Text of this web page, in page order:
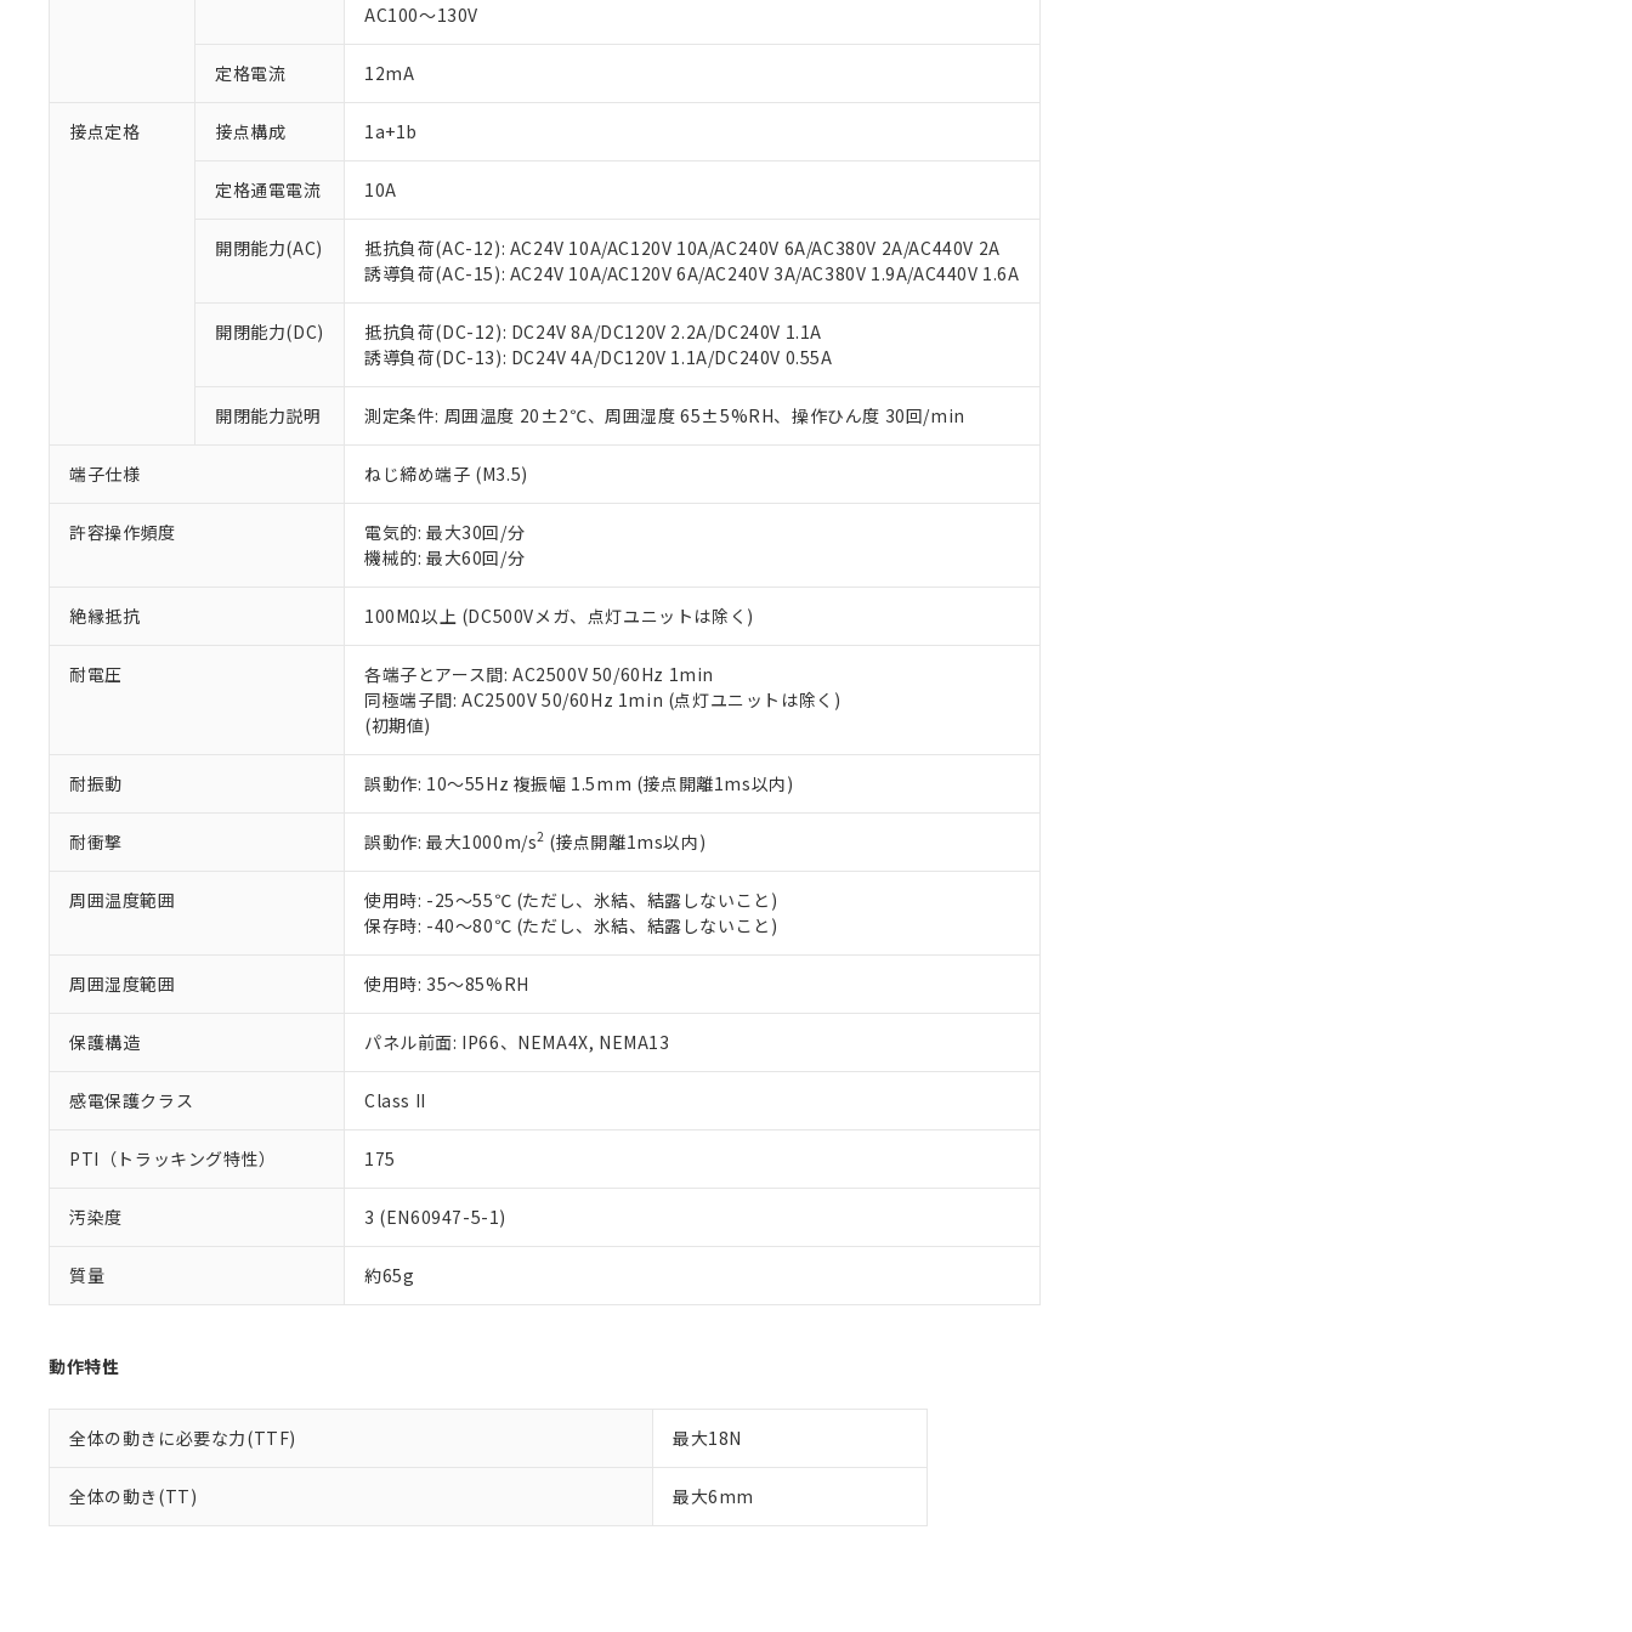
AC100～130V
定格電流 12mA
接点定格 接点構成 1a+1b
定格通電電流 10A
開閉能力(AC)
抵抗負荷(AC-12): AC24V 10A/AC120V 10A/AC240V 6A/AC380V 2A/AC440V 2A
誘導負荷(AC-15): AC24V 10A/AC120V 6A/AC240V 3A/AC380V 1.9A/AC440V 1.6A
開閉能力(DC)
抵抗負荷(DC-12): DC24V 8A/DC120V 2.2A/DC240V 1.1A
誘導負荷(DC-13): DC24V 4A/DC120V 1.1A/DC240V 0.55A
開閉能力説明 測定条件: 周囲温度 20±2℃、周囲湿度 65±5%RH、操作ひん度 30回/min
端子仕様 ねじ締め端子 (M3.5)
許容操作頻度
電気的: 最大30回/分
機械的: 最大60回/分
絶縁抵抗 100MΩ以上 (DC500Vメガ、点灯ユニットは除く)
耐電圧
各端子とアース間: AC2500V 50/60Hz 1min
同極端子間: AC2500V 50/60Hz 1min (点灯ユニットは除く)
(初期値)
耐振動 誤動作: 10～55Hz 複振幅 1.5mm (接点開離1ms以内)
耐衝撃 誤動作: 最大1000m/s2 (接点開離1ms以内)
周囲温度範囲
使用時: -25～55℃ (ただし、氷結、結露しないこと)
保存時: -40～80℃ (ただし、氷結、結露しないこと)
周囲湿度範囲 使用時: 35～85%RH
保護構造 パネル前面: IP66、NEMA4X, NEMA13
感電保護クラス Class II
PTI（トラッキング特性） 175
汚染度 3 (EN60947-5-1)
質量 約65g
動作特性
全体の動きに必要な力(TTF) 最大18N
全体の動き(TT) 最大6mm
ご利用条件
以下の条件をお読みいただき、同意のうえご利用ください。
くものです。
当社制御機器事業取扱商品の中には、本サービスの対象外となる商品もあることをご了承ください。
在庫状況および標準価格照会結果は、記載している更新日時点での社内データに基づき作成されるも
のであり、閲覧された時点での実際の在庫および標準価格とは異なる場合があることをご了承くださ
い。
正式な納期状況および標準価格はお客様のお取引先、またはお客様担当のオムロン制御機器販売店・
当社販売員にご相談ください。
オムロン制御機器販売店や当社販売拠点は「 販売ネットワーク
」をご確認ください。
在庫状況および標準価格結果を当社の事前の承諾なく第三者に漏洩または開示しないようお願いしま
す。
マイパーツ機能（部品リスト作成サービス）をご利用いただくには、I-Webメンバーズにご登録され
お客様が当ウェブサイト上で当社にご登録された部品リストについて、当社および当社の共同利用者
が、当社の製品・サービスに関するお客様との取引・商談に必要な範囲で利用することをご了承くだ
さい。
※当社の共同利用者とは、"個人情報の共同利用に関して"
いる法人を指します。
対応済み：EU RoHS指令（10物質）の非含有に対応した製品が提供可能な商品です。
調査・確認中：EU RoHS指令（10物質）の非含有の対応状況を調査中または確認中の商品です。
非該当品：ライセンス料など無形物で、有害物質有無と関係のない商品です。
仕入先様の事情により、非含有部品としていたものが、含有品と判明した場合などやむを得ず変更すること
があります。
六価クロム(Cr(Ⅵ)) 1000ppm以下、ポリ臭化ビフェニル類(PBB) 1000ppm以下、ポリ臭化ジフェニルエーテル類(PBDE) 1000ppm以下、
フタル酸ビス(2-エチルヘキシル) (DEHP)(別名：DOP) 1000ppm以下、フタル酸ブチルベンジル（BBP） 1000ppm以下、フタル酸ジブチ
ル（DBP） 1000ppm以下、フタル酸ジイソブチル (DIBP) 1000ppm以下
但し、RoHS指令で産業用監視および制御機器に対する適用除外項目は除く。
※2 対応予定月
部品在庫の切り替え状況などにより、予定月が前後することがあります。
※3 非含有証明書ダウンロード
下記の非含有証明書をダウンロードすることができます。
EU RoHS指令（10物質）の非含有証明書
51物質の非含有証明書（当社基準）
※本証明書は発行日時点で非含有を証明するもので、過去に遡って非含有を証明するものではありません。
また、RoHS指令のフタル酸エステル類４物質の対応では、対応完了までの期間は出荷製品に未対応品が
混在することから備考欄に対応日を記載しておりました。
既に当社にて対応品への在庫切替を完了していることから、特段のことがない限り、2022年1月12日よ
り割愛しております。
※1 中国RoHS○×表
「×」：最大均質材料含有率が中国RoHSの基準値を超えていることを示します。
「－」：未確認です。当社販売部門へお問い合わせください。
*中国RoHS10物質の基準値 (GB/T26572)：
DBP(フタル酸ジブチル) : 1000ppm、 DIBP(フタル酸ジイソブチル) : 1000ppm、 BBP(フタル酸ブチルベンジル) : 1000ppm、
DEHP(フタル酸ビス(2-エチルヘキシル)) : 1000ppm
※2 環境保護使用期限
「ｅ」：有害物質（10物質）のすべてが基準値以下であることを示します。
「10」：通常の使用状況下において有害物質が外部に漏えいし、環境に深刻な影響を及ぼさない年数を意
味します。
「－」：未確認です。当社販売部門へお問い合わせください。
う）を輸出または国外への提供する場合は、日本国政府の輸出許可(または役務取引許可)を取得する
などの必要な手続きをとります。
当社は規制貨物を破棄する場合は、完全に破砕するなど、違法に輸出されないよう必要な手段を講じ
当社は貴社製品を、核兵器、ミサイル、化学兵器、生物兵器またはその他武器並びにこれらの製造装
置等に一切使用いたしません。
当社は、貴社製品を第三者に販売する場合は、上記1、2および3の内容を当該第三者に通知します。
また当社は、販売先および販売に係わる関係者が違法に輸出するおそれがある場合は、取り引きをい
たしません。
記
号
説明
○ 一定数以上の在庫あり
△ 一定数には満たないが在庫あり
－
在庫なし(最新の在庫状況については、お客様のお取引先、またはお客様担当のオムロン制御
機器販売店・当社販売員にご確認ください)
空
白
受注生産機種、また在庫状況の情報を公開していない機種